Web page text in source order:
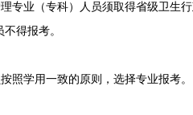
业（专科）人员须取得省级卫生行
得报考。
学用一致的原则，选择专业报考。